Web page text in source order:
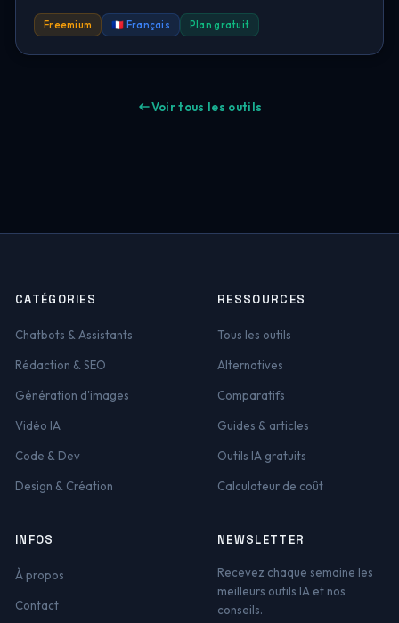
Freemium 🇫🇷 Français Plan gratuit
Voir tous les outils
CATÉGORIES
Chatbots & Assistants
Rédaction & SEO
Génération d'images
Vidéo IA
Code & Dev
Design & Création
RESSOURCES
Tous les outils
Alternatives
Comparatifs
Guides & articles
Outils IA gratuits
Calculateur de coût
INFOS
À propos
Contact
NEWSLETTER
Recevez chaque semaine les
meilleurs outils IA et nos
conseils.